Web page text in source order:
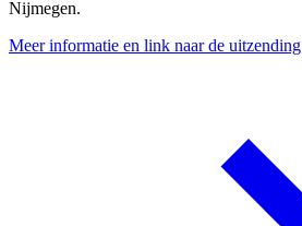
Nijmegen.
Meer informatie en link naar de uitzending